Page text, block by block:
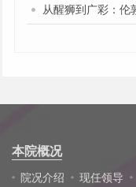
本院概况
院况介绍 现任领导